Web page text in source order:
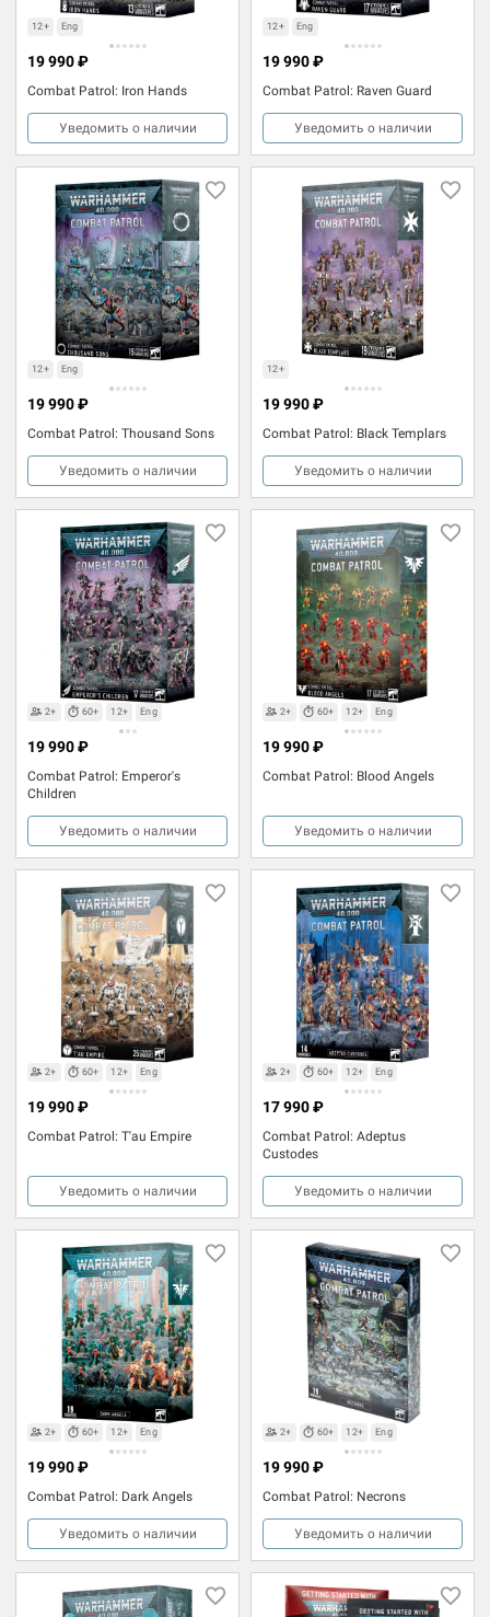
12+ Eng
Combat Patrol: Iron Hands
19 990 ₽
Уведомить о наличии
12+ Eng
Combat Patrol: Raven Guard
19 990 ₽
Уведомить о наличии
12+ Eng
Combat Patrol: Thousand Sons
19 990 ₽
Уведомить о наличии
12+
Combat Patrol: Black Templars
19 990 ₽
Уведомить о наличии
2+ 60+ 12+ Eng
Combat Patrol: Emperor's
Children
19 990 ₽
Уведомить о наличии
2+ 60+ 12+ Eng
Combat Patrol: Blood Angels
19 990 ₽
Уведомить о наличии
2+ 60+ 12+ Eng
Combat Patrol: T'au Empire
19 990 ₽
Уведомить о наличии
2+ 60+ 12+ Eng
Combat Patrol: Adeptus
Custodes
17 990 ₽
Уведомить о наличии
2+ 60+ 12+ Eng
Combat Patrol: Dark Angels
19 990 ₽
Уведомить о наличии
2+ 60+ 12+ Eng
Combat Patrol: Necrons
19 990 ₽
Уведомить о наличии